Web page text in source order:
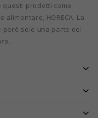
prodotti come
HORECA. La
solo una parte del